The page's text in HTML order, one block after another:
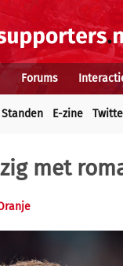
Forums
Standen E-zine
met